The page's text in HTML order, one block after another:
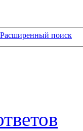
Расширенный поиск